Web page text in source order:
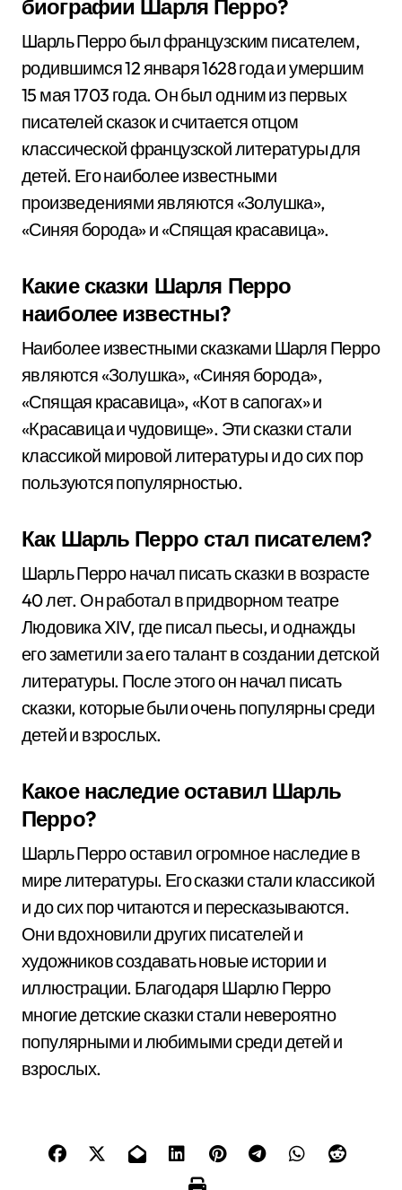
биографии Шарля Перро?
Шарль Перро был французским писателем,
родившимся 12 января 1628 года и умершим
15 мая 1703 года. Он был одним из первых
писателей сказок и считается отцом
классической французской литературы для
детей. Его наиболее известными
произведениями являются «Золушка»,
«Синяя борода» и «Спящая красавица».
Какие сказки Шарля Перро
наиболее известны?
Наиболее известными сказками Шарля Перро
являются «Золушка», «Синяя борода»,
«Спящая красавица», «Кот в сапогах» и
«Красавица и чудовище». Эти сказки стали
классикой мировой литературы и до сих пор
пользуются популярностью.
Как Шарль Перро стал писателем?
Шарль Перро начал писать сказки в возрасте
40 лет. Он работал в придворном театре
Людовика XIV, где писал пьесы, и однажды
его заметили за его талант в создании детской
литературы. После этого он начал писать
сказки, которые были очень популярны среди
детей и взрослых.
Какое наследие оставил Шарль
Перро?
Шарль Перро оставил огромное наследие в
мире литературы. Его сказки стали классикой
и до сих пор читаются и пересказываются.
Они вдохновили других писателей и
художников создавать новые истории и
иллюстрации. Благодаря Шарлю Перро
многие детские сказки стали невероятно
популярными и любимыми среди детей и
взрослых.